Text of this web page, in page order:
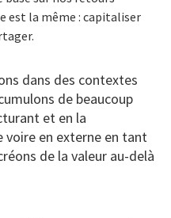
est la même : capitaliser
dans des contextes
de beaucoup
et en la
en externe en tant
de la valeur au-delà